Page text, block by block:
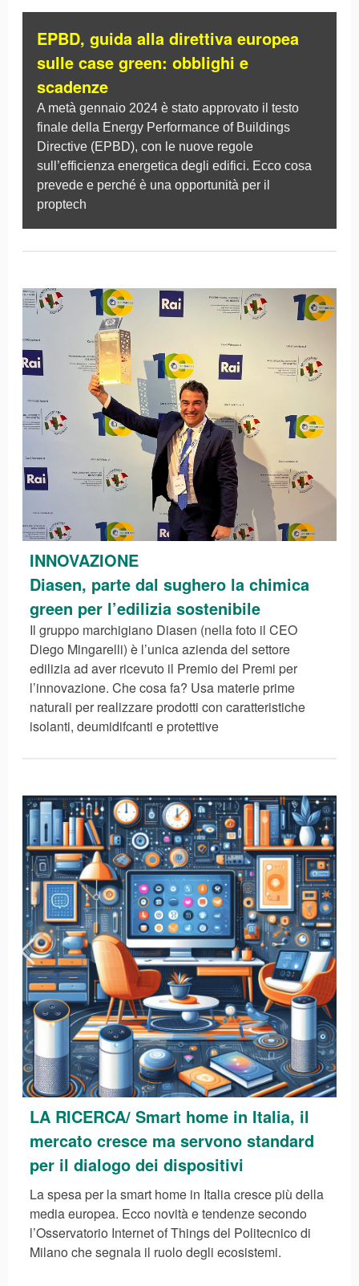
EPBD, guida alla direttiva europea
sulle case green: obblighi e
scadenze
A metà gennaio 2024 è stato approvato il testo
finale della Energy Performance of Buildings
Directive (EPBD), con le nuove regole
sull’efficienza energetica degli edifici. Ecco cosa
prevede e perché è una opportunità per il
proptech
INNOVAZIONE
Diasen, parte dal sughero la chimica
green per l’edilizia sostenibile
Il gruppo marchigiano Diasen (nella foto il CEO
Diego Mingarelli) è l’unica azienda del settore
edilizia ad aver ricevuto il Premio dei Premi per
l’innovazione. Che cosa fa? Usa materie prime
naturali per realizzare prodotti con caratteristiche
isolanti, deumidifcanti e protettive
LA RICERCA/ Smart home in Italia, il
mercato cresce ma servono standard
per il dialogo dei dispositivi
La spesa per la smart home in Italia cresce più della
media europea. Ecco novità e tendenze secondo
l’Osservatorio Internet of Things del Politecnico di
Milano che segnala il ruolo degli ecosistemi.